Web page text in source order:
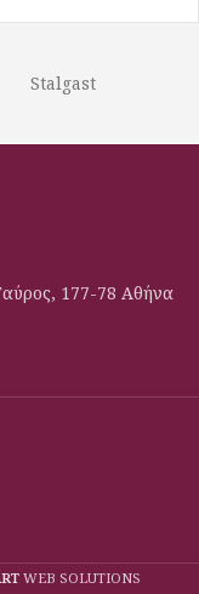
Stalgast
177-78 Αθήνα
WEB SOLUTIONS